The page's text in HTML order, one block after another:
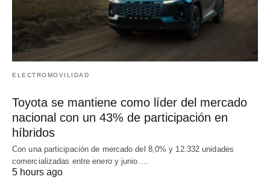
ELECTROMOVILIDAD
Toyota se mantiene como líder del mercado
nacional con un 43% de participación en
híbridos
Con una participación de mercado del 8,0% y 12.332 unidades
comercializadas entre enero y junio.…
5 hours ago